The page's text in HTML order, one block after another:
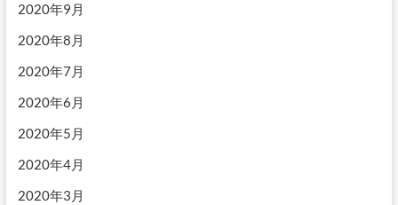
2020年9月
2020年8月
2020年7月
2020年6月
2020年5月
2020年4月
2020年3月